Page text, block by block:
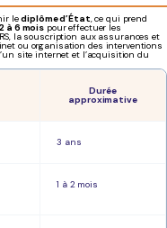
lediplôme d’État, ce qui prend
2 à 6 mois pour effectuer les
la souscription aux assurances et
ou organisation des interventions
site internet et l’acquisition du
Durée
approximative
3 ans
1 à 2 mois